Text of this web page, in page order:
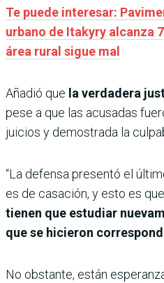
Te puede interesar:
urbano de Itakyry alcanza
área rural sigue mal
Añadió que la verdadera
pese a que las acusadas
juicios y demostrada la
“La defensa presentó el
es de casación, y esto es
tienen que estudiar
que se hicieron
No obstante, están